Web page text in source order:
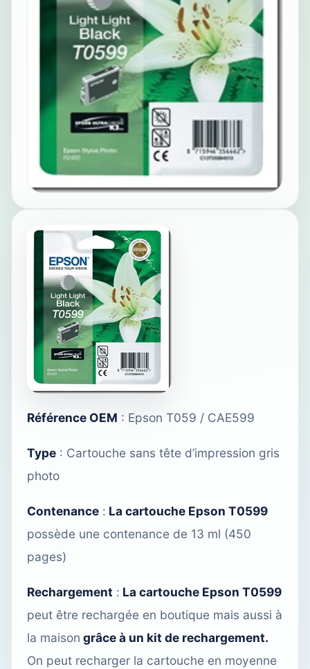
Référence OEM : Epson T059 / CAE599
Type : Cartouche sans tête d’impression gris
photo
Contenance : La cartouche Epson T0599
possède une contenance de 13 ml (450
pages)
Rechargement : La cartouche Epson T0599
peut être rechargée en boutique mais aussi à
la maison grâce à un kit de rechargement.
On peut recharger la cartouche en moyenne